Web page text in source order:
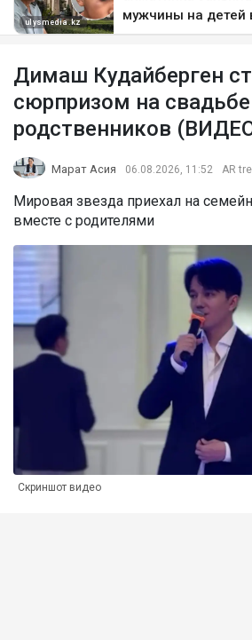
Димаш Кудайберген
сюрпризом на свадьбе
родственников
Марат Асия 06.08.2026, 11:52 AR
Мировая звезда приехал на
вместе с родителями
Скриншот видео